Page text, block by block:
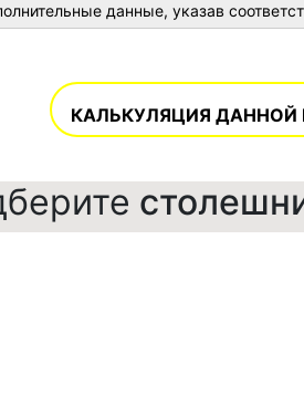
данные, указав
КАЛЬКУЛЯЦИЯ ДАННОЙ